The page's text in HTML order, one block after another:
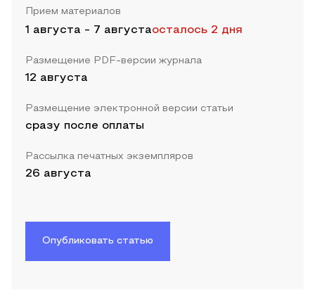
Прием материалов
1 августа - 7 августаосталось 2 дня
Размещение PDF-версии журнала
12 августа
Размещение электронной версии статьи
сразу после оплаты
Рассылка печатных экземпляров
26 августа
Опубликовать статью